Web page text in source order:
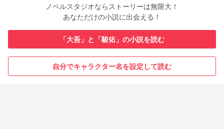
ノベルスタジオならストーリーは無限大！
あなただけの小説に出会える！
「大吾」と「駿佑」の小説を読む
自分でキャラクター名を設定して読む